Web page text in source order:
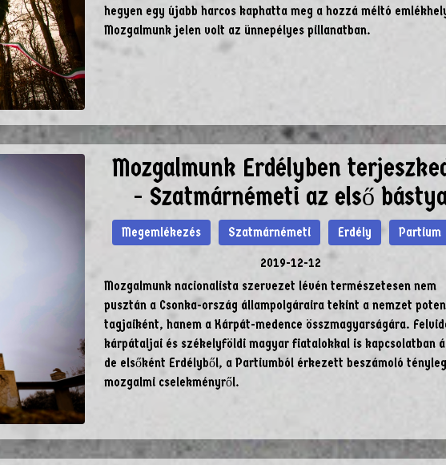
hegyen egy újabb harcos kaphatta meg a hozzá méltó
Mozgalmunk jelen volt az ünnepélyes pillanatban.
Mozgalmunk Erdélyben
- Szatmárnémeti az első
Megemlékezés Szatmárnémeti Erdély
Partium
2019-12-12
Mozgalmunk nacionalista szervezet lévén természetesen nem
pusztán a Csonka-ország állampolgáraira tekint a nemzet
tagjaiként, hanem a Kárpát-medence összmagyarságára.
kárpátaljai és székelyföldi magyar fiatalokkal is kapcsolatban
de elsőként Erdélyből, a Partiumból érkezett beszámoló
mozgalmi cselekményről.